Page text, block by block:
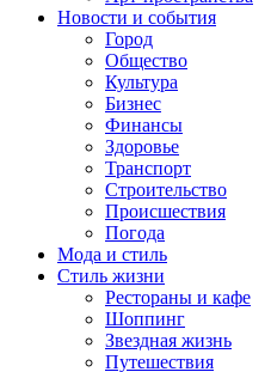
Новости и события
Город
Общество
Культура
Бизнес
Финансы
Здоровье
Транспорт
Строительство
Происшествия
Погода
Мода и стиль
Стиль жизни
Рестораны и кафе
Шоппинг
Звездная жизнь
Путешествия